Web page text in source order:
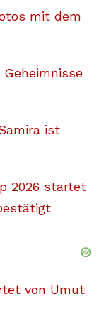
mit dem
Geheimnisse
ist
2026 startet
von Umut